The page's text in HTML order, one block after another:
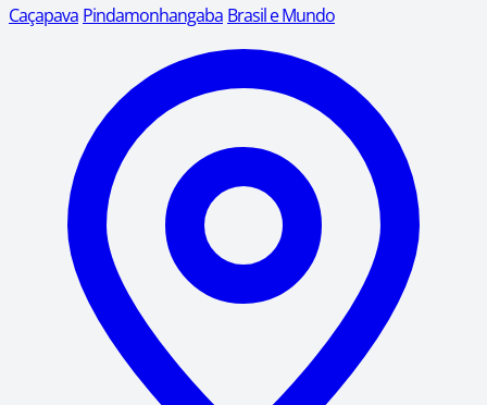
Caçapava Pindamonhangaba Brasil e Mundo